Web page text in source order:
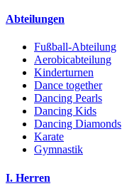
Abteilungen
Fußball-Abteilung
Aerobicabteilung
Kinderturnen
Dance together
Dancing Pearls
Dancing Kids
Dancing Diamonds
Karate
Gymnastik
I. Herren